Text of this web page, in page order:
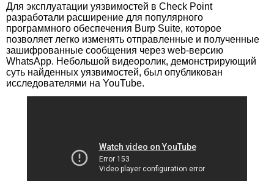
Для эксплуатации уязвимостей в Check Point
разработали расширение для популярного
программного обеспечения Burp Suite, которое
позволяет легко изменять отправленные и полученные
зашифрованные сообщения через web-версию
WhatsApp. Небольшой видеоролик, демонстрирующий
суть найденных уязвимостей, был опубликован
исследователями на YouTube.